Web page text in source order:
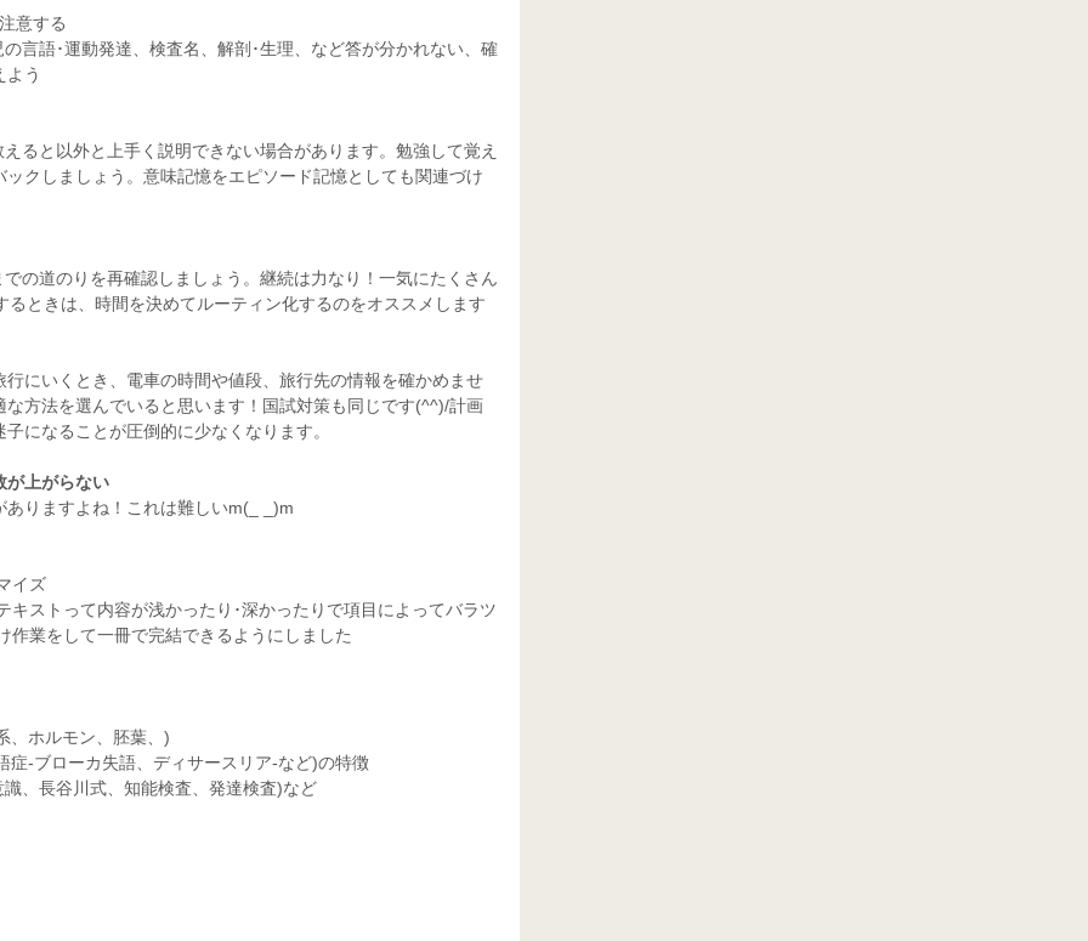
意する
言語･運動発達、検査名、解剖･生理、など答が分かれない、確
よう
ると以外と上手く説明できない場合があります。勉強して覚え
クしましょう。意味記憶をエピソード記憶としても関連づけ
の道のりを再確認しましょう。継続は力なり！一気にたくさん
ときは、時間を決めてルーティン化するのをオススメします
にいくとき、電車の時間や値段、旅行先の情報を確かめませ
方法を選んでいると思います！国試対策も同じです(^^)/計画
になることが圧倒的に少なくなります。
が上がらない
りますよね！これは難しいm(_ _)m
イズ
ストって内容が浅かったり･深かったりで項目によってバラツ
作業をして一冊で完結できるようにしました
、ホルモン、胚葉、)
症-ブローカ失語、ディサースリア-など)の特徴
、長谷川式、知能検査、発達検査)など